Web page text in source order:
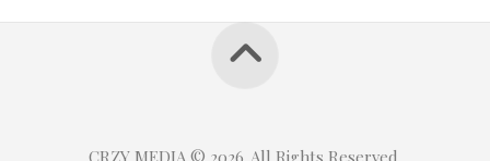
CRZY MEDIA © 2026. All Rights Reserved.